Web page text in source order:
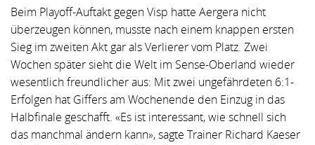
Beim Playoff-Auftakt gegen Visp hatte Aergera nicht
überzeugen können, musste nach einem knappen ersten
Sieg im zweiten Akt gar als Verlierer vom Platz. Zwei
Wochen später sieht die Welt im Sense-Oberland wieder
wesentlich freundlicher aus: Mit zwei ungefährdeten 6:1-
Erfolgen hat Giffers am Wochenende den Einzug in das
Halbfinale geschafft. «Es ist interessant, wie schnell sich
das manchmal ändern kann», sagte Trainer Richard Kaeser